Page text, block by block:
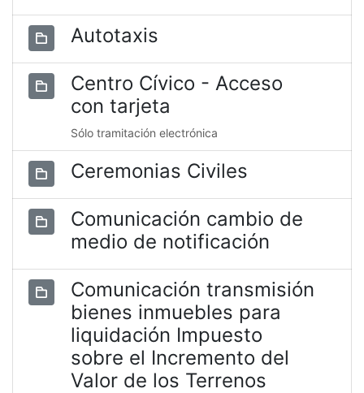
Autotaxis
Centro Cívico - Acceso
con tarjeta
Sólo tramitación electrónica
Ceremonias Civiles
Comunicación cambio de
medio de notificación
Comunicación transmisión
bienes inmuebles para
liquidación Impuesto
sobre el Incremento del
Valor de los Terrenos